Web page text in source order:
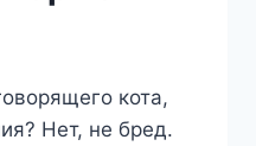
кота,
Нет, не бред.